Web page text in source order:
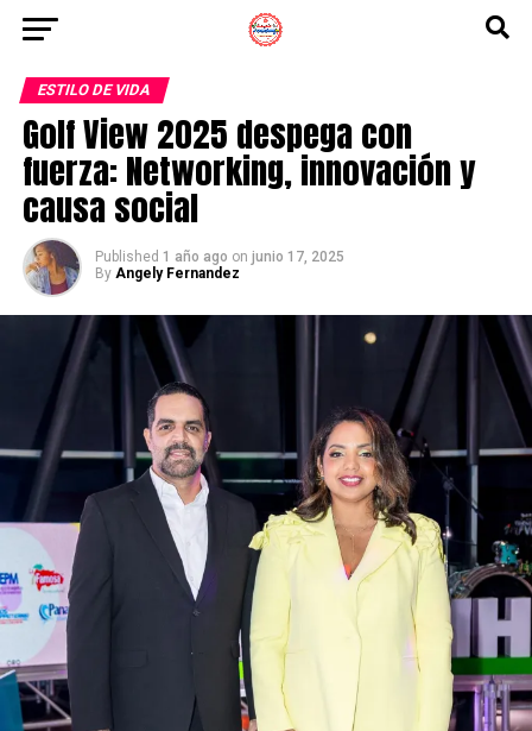
ESTILO DE VIDA
Golf View 2025 despega con
fuerza: Networking, innovación y
causa social
Published 1 año ago on junio 17, 2025
By Angely Fernandez